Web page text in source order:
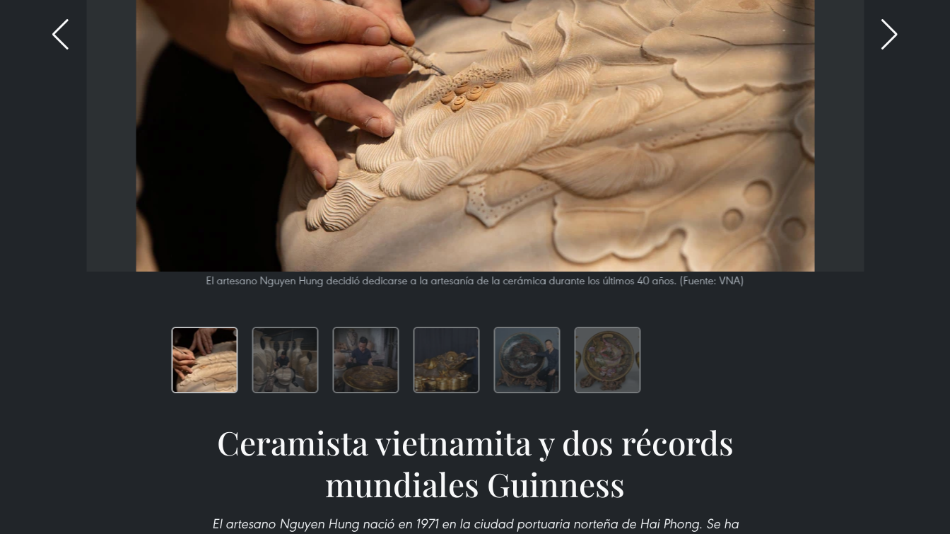
El artesano Nguyen Hung decidió dedicarse a la artesanía de la cerámica durante los últimos 40 años. (Fuente: VNA)
Ceramista vietnamita y dos récords
mundiales Guinness
El artesano Nguyen Hung nació en 1971 en la ciudad portuaria norteña de Hai Phong. Se ha